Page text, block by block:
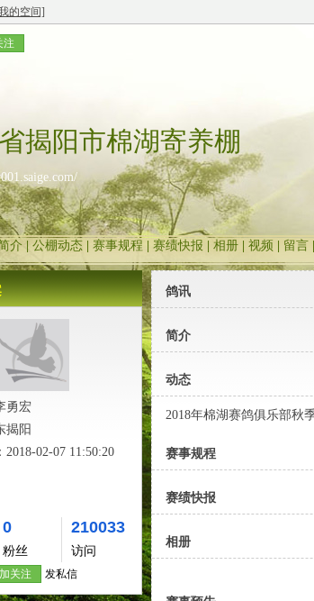
的空间]
注
揭阳市棉湖寄养棚
介 公棚动态 赛事规程 赛绩快报 相册 视频 留言
勇宏
揭阳
2018-02-07 11:50:20
0
粉丝
210033
访问
加关注 发私信
鸽讯
简介
动态
2018年棉湖赛鸽俱乐部秋
赛事规程
赛绩快报
相册